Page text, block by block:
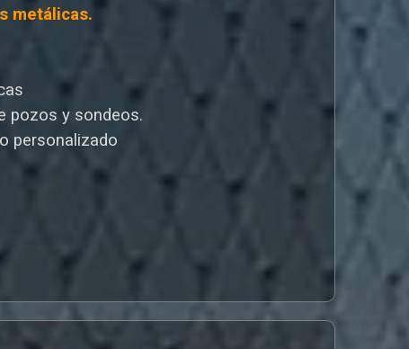
metálicas.
pozos y sondeos.
personalizado